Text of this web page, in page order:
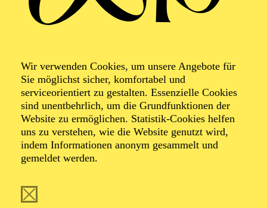
Wir verwenden Cookies, um unsere Angebote für
Sie möglichst sicher, komfortabel und
serviceorientiert zu gestalten. Essenzielle Cookies
sind unentbehrlich, um die Grundfunktionen der
Website zu ermöglichen. Statistik-Cookies helfen
uns zu verstehen, wie die Website genutzt wird,
indem Informationen anonym gesammelt und
gemeldet werden.
Familienkonzert
Weihnachts­
oratorium für
Kinder